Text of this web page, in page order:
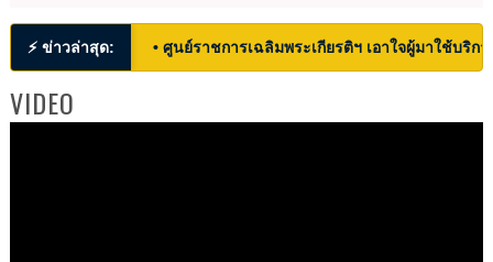
⚡ ข่าวล่าสุด: • ศูนย์ราชการเฉลิมพระเกียรติฯ เอาใจผู้มาใช้บริก
VIDEO